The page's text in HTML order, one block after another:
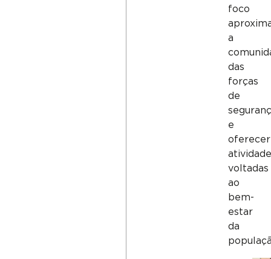
foco
a
das
forças
de
e
oferecer
voltadas
ao
bem-
estar
da